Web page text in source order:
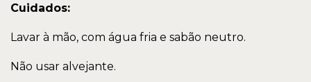
Cuidados:
Lavar à mão, com água fria e sabão neutro.
Não usar alvejante.